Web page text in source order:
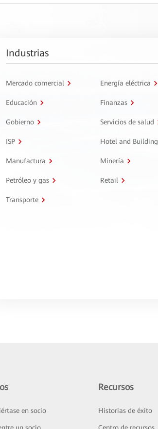
Industrias
Mercado comercial Energía eléctrica
Educación Finanzas
Gobierno Servicios de salud
ISP Hotel and Building
Manufactura Minería
Petróleo y gas Retail
Transporte
en socio
Recursos
Historias de éxito